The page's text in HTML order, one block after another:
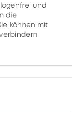
und
die
können mit